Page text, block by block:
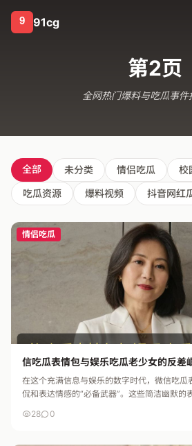
91cg
信吃瓜表情包与娱乐吃瓜老少女的反
第2页
全网热门爆料与吃瓜事件
全部 未分类 情侣吃瓜 校
吃瓜资源
爆料视频 抖音网红
情侣吃瓜
信吃瓜表情包与娱乐吃瓜老少女的反差
在这个充满信息与娱乐的数字时代，微信吃瓜
侃和表达情感的“必备武器”。这些简洁幽默的
28 0